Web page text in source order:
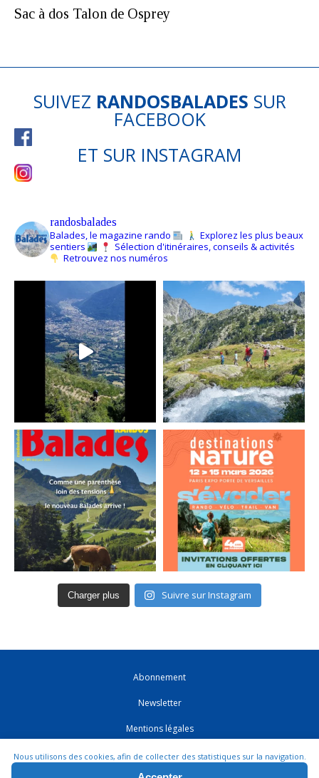
Sac à dos Talon de Osprey
SUIVEZ RANDOSBALADES SUR
FACEBOOK
ET SUR INSTAGRAM
randosbalades
Balades, le magazine rando
Explorez les plus beaux
sentiers
Sélection d'itinéraires, conseils & activités
Retrouvez nos numéros
Charger plus Suivre sur Instagram
Abonnement
Newsletter
Mentions légales
CGV
Nous utilisons des cookies, afin de collecter des statistiques sur la navigation.